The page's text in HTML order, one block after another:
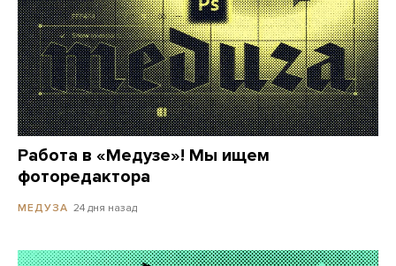
Работа в «Медузе»! Мы ищем
фоторедактора
МЕДУЗА 24 дня назад